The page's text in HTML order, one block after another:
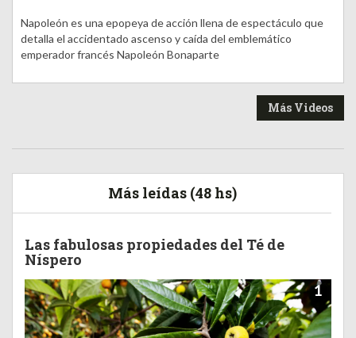
Napoleón es una epopeya de acción llena de espectáculo que
detalla el accidentado ascenso y caída del emblemático
emperador francés Napoleón Bonaparte
Más Videos
Más leídas (48 hs)
Las fabulosas propiedades del Té de
Níspero
1